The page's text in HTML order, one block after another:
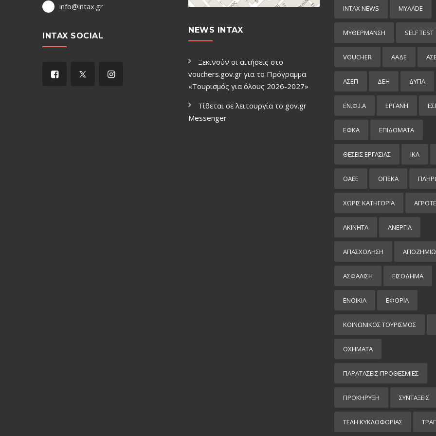
info@intax.gr
INTAX SOCIAL
NEWS INTAX
Ξεκινούν οι αιτήσεις στο
vouchers.gov.gr για το Πρόγραμμα
«Τουρισμός για όλους 2026-2027»
Τίθεται σε λειτουργία το gov.gr
Μessenger
INTAX NEWS MYAADE
MYΘΈΡΜΑΝΣΗ SELF TEST
VOUCHER ΑΑΔΕ
ΑΣΕΠ ΔΕΗ ΔΥΠΑ
ΕΝ.Φ.Ι.Α ΕΡΓΑΝΗ
ΕΦΚΑ ΕΠΙΔΌΜΑΤΑ
ΘΕΣΕΙΣ ΕΡΓΑΣΙΑΣ ΙΚΑ
ΟΑΕΕ ΟΠΕΚΑ
ΧΩΡΊΣ ΚΑΤΗΓΟΡΊΑ
ΑΚΙΝΗΤΑ ΑΝΕΡΓΙΑ
ΑΠΑΣΧΟΛΗΣΗ
ΑΣΦΑΛΙΣΗ ΕΙΣΌΔΗΜΑ
ΕΝΟΙΚΙΑ ΕΦΟΡΙΑ
ΚΟΙΝΩΝΙΚΟΣ ΤΟΥΡΙΣΜΟΣ
ΟΧΗΜΑΤΑ
ΠΑΡΑΤΑΣΕΙΣ-ΠΡΟΘΕΣΜΙΕΣ
ΠΡΟΚΉΡΥΞΗ ΣΥΝΤΑΞΕΙΣ
ΤΕΛΗ ΚΥΚΛΟΦΟΡΙΑΣ